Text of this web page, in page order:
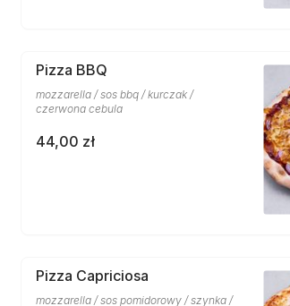
Pizza BBQ
mozzarella / sos bbq / kurczak /
czerwona cebula
44,00 zł
Pizza Capriciosa
mozzarella / sos pomidorowy / szynka /